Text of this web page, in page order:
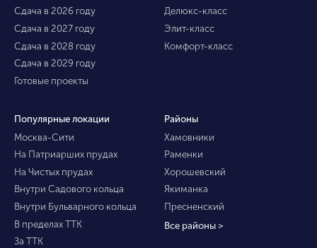
Сдача в 2026 году
Сдача в 2027 году
Сдача в 2028 году
Сдача в 2029 году
Готовые проекты
Делюкс-класс
Элит-класс
Комфорт-класс
Популярные локации
Москва-Сити
На Патриарших прудах
На Чистых прудах
Внутри Садового кольца
Внутри Бульварного кольца
В пределах ТТК
За ТТК
Районы
Хамовники
Раменки
Хорошевский
Якиманка
Пресненский
Все районы >